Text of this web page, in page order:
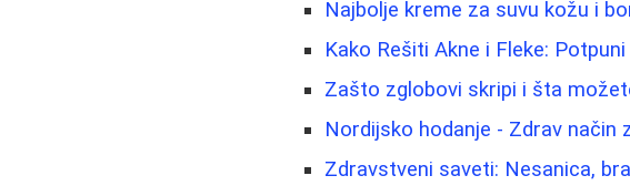
Najbolje kreme za suvu kožu i
Kako Rešiti Akne i Fleke:
Zašto zglobovi skripi i šta
Nordijsko hodanje - Zdrav način
Zdravstveni saveti: Nesanica,